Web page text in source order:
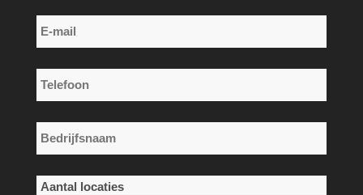
E-
mail
*
Telefoon
*
Bedrijfsnaam
*
Aantal